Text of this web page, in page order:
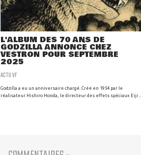
L'ALBUM DES 70 ANS DE
GODZILLA ANNONCÉ CHEZ
VESTRON POUR SEPTEMBRE
2025
ACTU VF
Godzilla a eu un anniversaire chargé. Créé en 1954 par le
réalisateur Hishiro Honda, le directeur des effets spéciaux Eiji